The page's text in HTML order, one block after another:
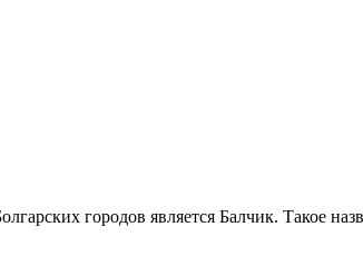
городов является Балчик. Такое